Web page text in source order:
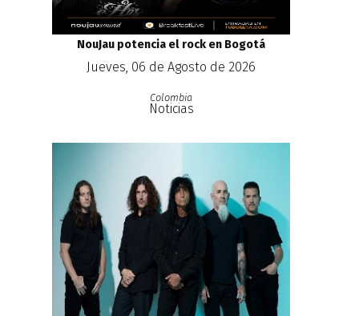
NouJau potencia el rock en Bogotá
Jueves, 06 de Agosto de 2026
Colombia
Noticias